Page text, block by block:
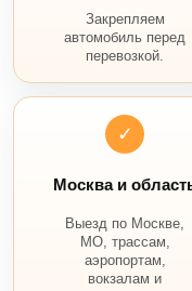
Закрепляем
автомобиль перед
перевозкой.
✓
Москва и
Выезд по Москве,
МО, трассам,
аэропортам,
вокзалам и